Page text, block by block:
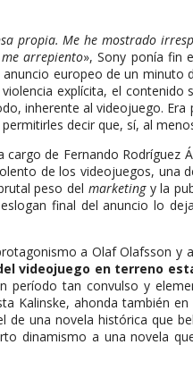
propia. Me he mostrado
arrepiento», Sony ponía fin
europeo de un minuto
explícita, el
inherente al videojuego. Era
decir que, sí, al
de Fernando Rodríguez
de los videojuegos, una
peso del marketingy la
final del anuncio lo
a Olaf Olafsson y
videojuego en terreno
tan convulso y
Kalinske, ahonda también
de una novela histórica que
dinamismo a una novela